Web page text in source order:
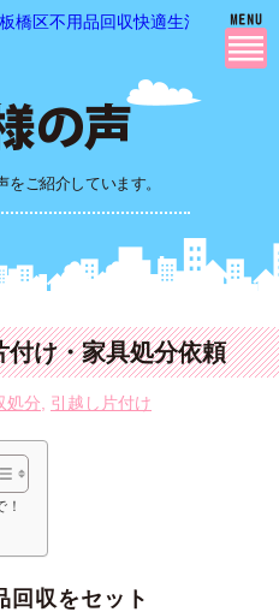
板橋区不用品回収快適生活の 不用
ご紹介しています。
付け・家具処分依頼
処分 引越し片付け
回収をセット